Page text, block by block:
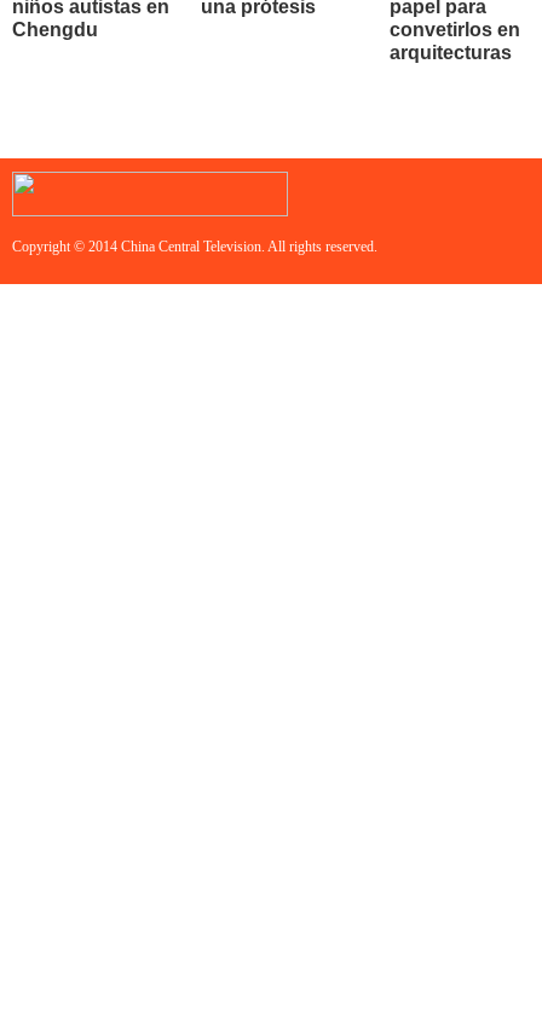
niños autistas en
Chengdu
una prótesis
papel para
convetirlos en
arquitecturas
Copyright © 2014 China Central Television. All rights reserved.